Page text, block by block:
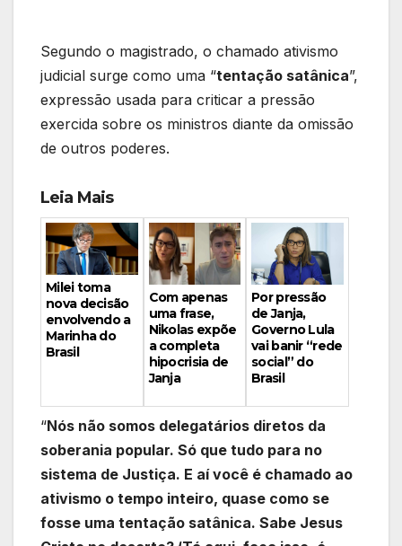
Segundo o magistrado, o chamado ativismo
judicial surge como uma “tentação satânica”,
expressão usada para criticar a pressão
exercida sobre os ministros diante da omissão
de outros poderes.
Leia Mais
Milei toma
nova decisão
envolvendo a
Marinha do
Brasil
Com apenas
uma frase,
Nikolas expõe
a completa
hipocrisia de
Janja
Por pressão
de Janja,
Governo Lula
vai banir “rede
social” do
Brasil
“Nós não somos delegatários diretos da
soberania popular. Só que tudo para no
sistema de Justiça. E aí você é chamado ao
ativismo o tempo inteiro, quase como se
fosse uma tentação satânica. Sabe Jesus